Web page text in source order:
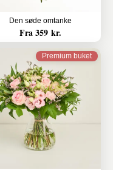
Den søde omtanke
Fra 359 kr.
Premium buket